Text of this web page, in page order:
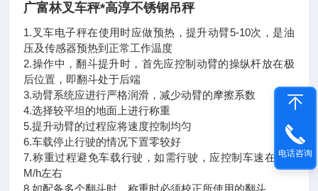
广富林叉车秤*高淳不锈钢吊秤
1.叉车电子秤在使用时应做预热，提升动臂5-10次，是油
压及传感器预热到正常工作温度
2.操作中，翻斗提升时，首先应控制动臂的操纵杆放在极
后位置，即翻斗处于后端
3.动臂系统应进行严格润滑，减少动臂的摩擦系数
4.选择较平坦的地面上进行称重
5.提升动臂的过程应将速度控制均匀
6.车载停止行驶的情况下置零较好
7.称重过程避免车载行驶，如需行驶，应控制车速在10K
M/h左右
8.如配备多个翻斗时，称重时必须校正所使用的翻斗
电话咨询